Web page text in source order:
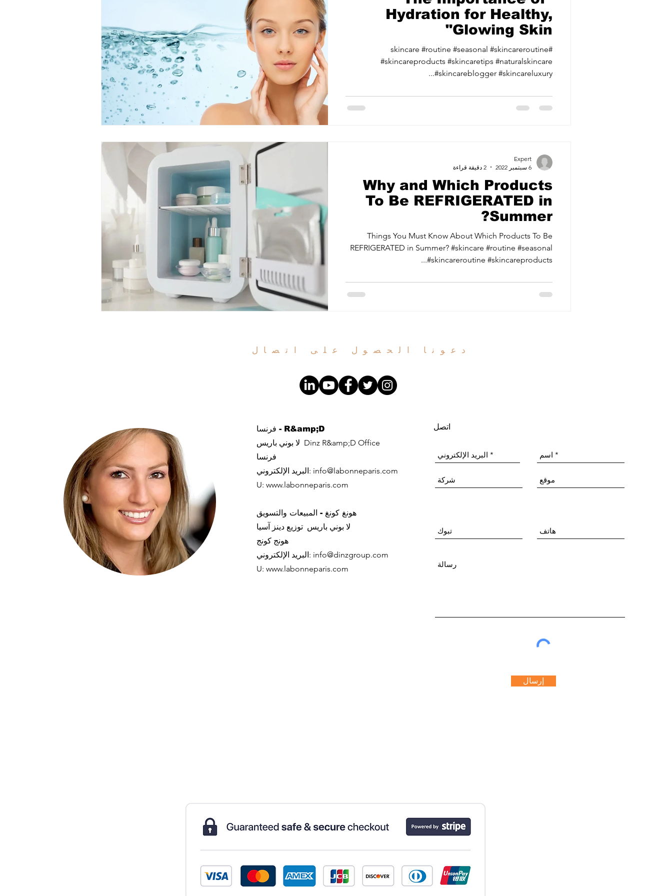
Hydration for Healthy,
Glowing Skin"
#skincare #routine #seasonal #skincareroutine
#skincareproducts #skincaretips #naturalskincare
#skincareblogger #skincareluxury...
Why and Which Products
To Be REFRIGERATED in
Summer?
Things You Must Know About Which Products To Be
REFRIGERATED in Summer? #skincare #routine #seasonal
#skincareroutine #skincareproducts...
Expert
6 سبتمبر 2022
2 دقيقة قراءة
دعونا الحصول على اتصال
فرنسا - R&amp;D
لا بوني باريس Dinz R&amp;D Office
فرنسا
البريد الإلكتروني: info@labonneparis.com
U: www.labonneparis.com
هونغ كونغ - المبيعات والتسويق
لا بوني باريستوزيع دينز آسيا
هونج كونج
البريد الإلكتروني: info@dinzgroup.com
U: www.labonneparis.com
اتصل
إرسال